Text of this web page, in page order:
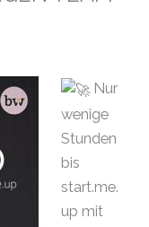
Nur
wenige
Stunden
bis
start.me.
up mit